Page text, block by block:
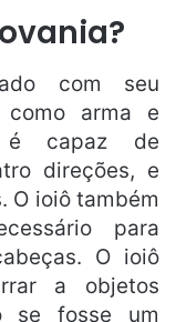
com seu
como arma e
é capaz de
direções, e
O ioiô também
para
O ioiô
a objetos
se fosse um